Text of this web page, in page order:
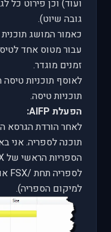
ועוד) וכן פירוט כל
גובה שיוט).
כאמור המושג
עבור מטוס אחד
זמנים מוגדר.
לאוסף תוכניות
תוכניות טיסה.
הפעלת AIFP
:
לאחר הורדת הגרסא
תוכנה לספריה. אני
הספריות הראשי של
לספריה תחתFSX/
למיקום הספריה).